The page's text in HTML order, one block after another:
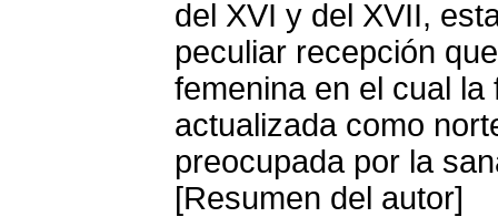
del XVI y del XVII,
peculiar recepción
femenina en el cual
actualizada como
preocupada por la
[Resumen del autor]